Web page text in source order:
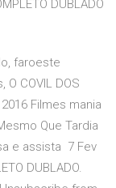
DUBLADO
faroeste
COVIL DOS
Filmes mania
Que Tardia
e assista 7 Fev
DUBLADO.